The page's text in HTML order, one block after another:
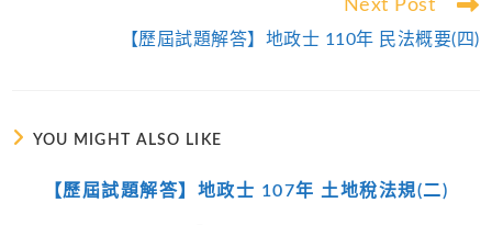
Next Post
【歷屆試題解答】地政士 110年 民法概要(四)
YOU MIGHT ALSO LIKE
【歷屆試題解答】地政士 107年 土地稅法規(二)